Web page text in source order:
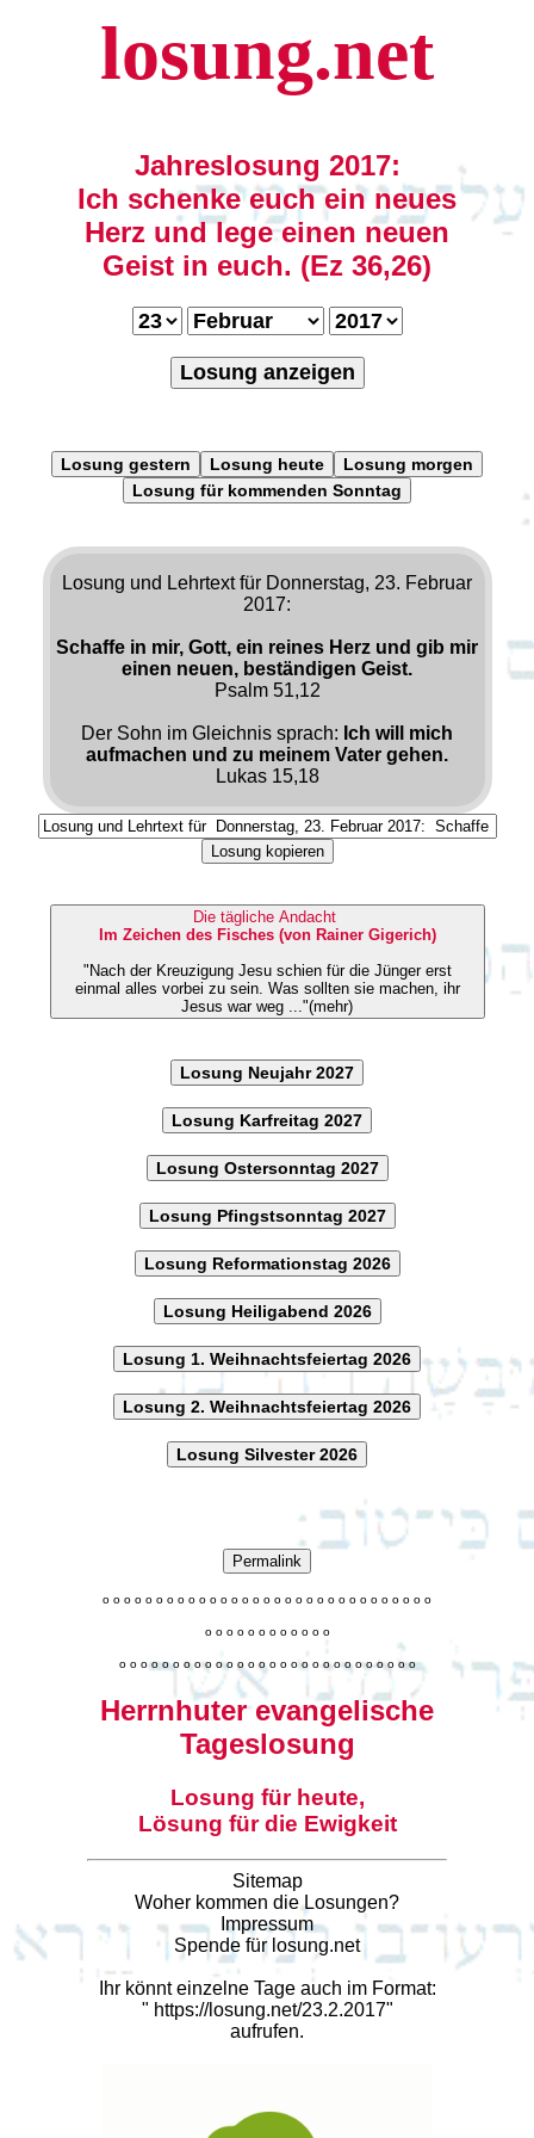
losung.net
Jahreslosung 2017:
Ich schenke euch ein neues
Herz und lege einen neuen
Geist in euch. (Ez 36,26)
Losung anzeigen
Losung gestern Losung heute
Losung morgen
Losung für kommenden Sonntag
Losung und Lehrtext für Donnerstag, 23. Februar
2017:
Schaffe in mir, Gott, ein reines Herz und gib mir
einen neuen, beständigen Geist.
Psalm 51,12
Der Sohn im Gleichnis sprach: Ich will mich
aufmachen und zu meinem Vater gehen.
Lukas 15,18
Losung kopieren
Die tägliche Andacht
Im Zeichen des Fisches (von Rainer Gigerich)
"Nach der Kreuzigung Jesu schien für die Jünger erst
einmal alles vorbei zu sein. Was sollten sie machen, ihr
Jesus war weg ..."(mehr)
Losung Neujahr 2027
Losung Karfreitag 2027
Losung Ostersonntag 2027
Losung Pfingstsonntag 2027
Losung Reformationstag 2026
Losung Heiligabend 2026
Losung 1. Weihnachtsfeiertag 2026
Losung 2. Weihnachtsfeiertag 2026
Losung Silvester 2026
Permalink
o o o o o o o o o o o o o o o o o o o o o o o o o o o o o o o
o o o o o o o o o o o o
o o o o o o o o o o o o o o o o o o o o o o o o o o o o
Herrnhuter evangelische
Tageslosung
Losung für heute,
Lösung für die Ewigkeit
Sitemap
Woher kommen die Losungen?
Impressum
Spende für losung.net
Ihr könnt einzelne Tage auch im Format:
" https://losung.net/23.2.2017"
aufrufen.